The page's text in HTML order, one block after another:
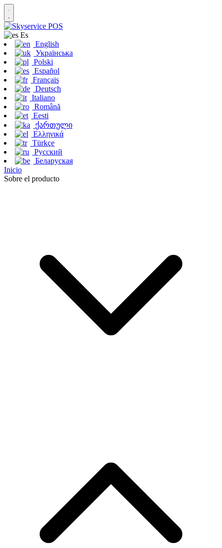
Es
English
Українська
Polski
Español
Français
Deutsch
Italiano
Română
Eesti
ქართული
Ελληνικά
Türkçe
Русский
Беларуская
Inicio
Sobre el producto